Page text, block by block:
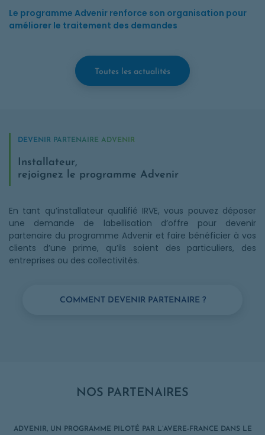
Le programme Advenir renforce son organisation pour
améliorer le traitement des demandes
Toutes les actualités
DEVENIR PARTENAIRE ADVENIR
Installateur,
rejoignez le programme Advenir
En tant qu’installateur qualifié IRVE, vous pouvez déposer
une demande de labellisation d’offre pour devenir
partenaire du programme Advenir et faire bénéficier à vos
clients d’une prime, qu’ils soient des particuliers, des
entreprises ou des collectivités.
COMMENT DEVENIR PARTENAIRE ?
NOS PARTENAIRES
ADVENIR, UN PROGRAMME PILOTÉ PAR L’AVERE-FRANCE DANS LE